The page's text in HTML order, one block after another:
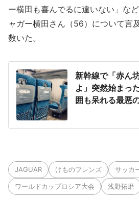
ー横田も喜んでるに違いない」な
ャガー横田さん（56）について言
数いた。
新幹線で「赤ん
よ」突然始まっ
囲も呆れる最悪
JAGUAR けものフレンズ サッカ
ワールドカップロシア大会 浅野拓磨